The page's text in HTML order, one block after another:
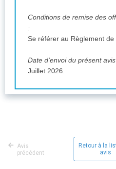
Conditions de remise des
:
Se référer au Règlement de
Date d'envoi du présent
Juillet 2026.
Avis
précédent
Retour à la
avis